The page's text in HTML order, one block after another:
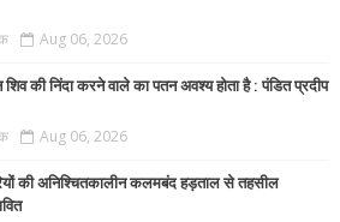
Aug 06, 2026
शिव की निंदा करने वाले का पतन अवश्य होता है : पंडित प्रदीप
Aug 06, 2026
की अनिश्चितकालीन कलमबंद हड़ताल से तहसील